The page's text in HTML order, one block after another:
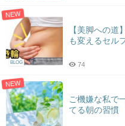
NEW
BLOG
【美脚への道
も変えるセル
74
NEW
ご機嫌な私で
てる朝の習慣